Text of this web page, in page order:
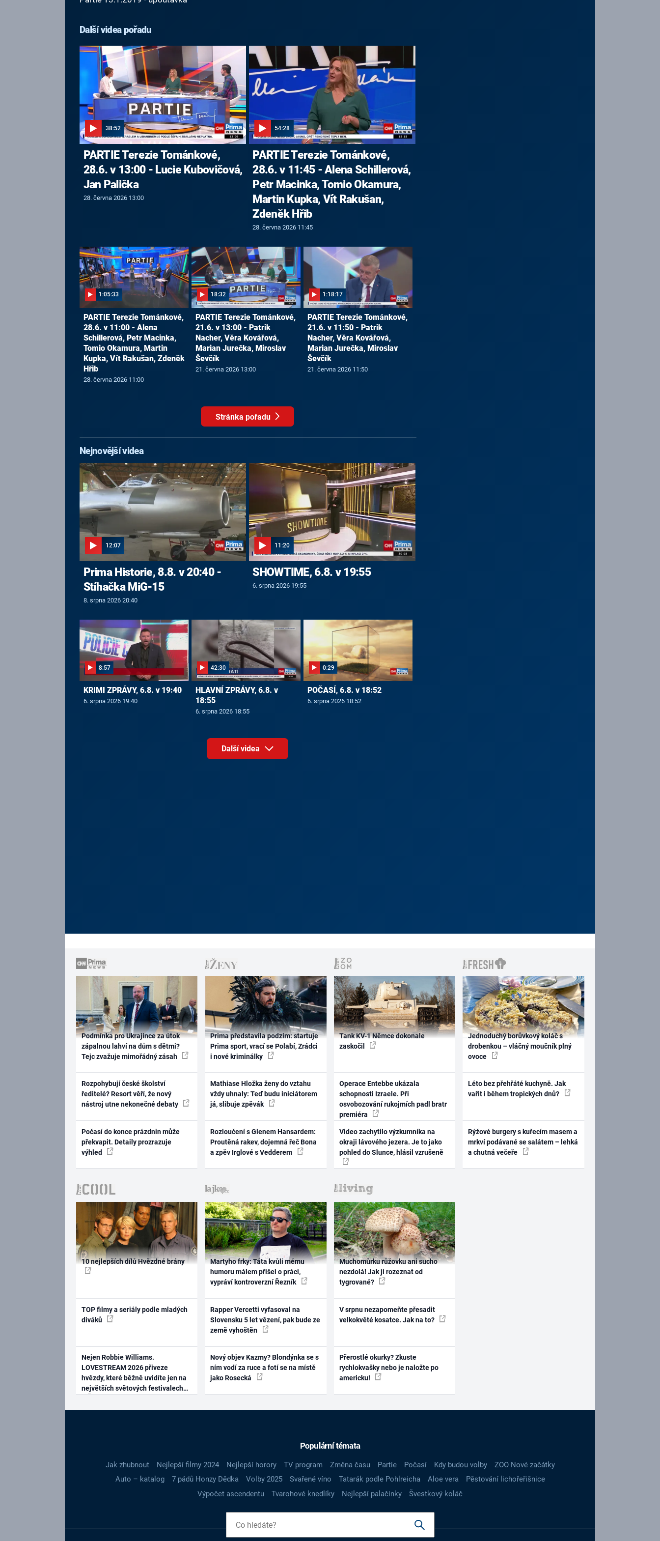
Další videa pořadu
38:52
PARTIE Terezie Tománkové,
28.6. v 13:00 - Lucie Kubovičová,
Jan Palička
28. června 2026 13:00
54:28
PARTIE Terezie Tománkové,
28.6. v 11:45 - Alena Schillerová,
Petr Macinka, Tomio Okamura,
Martin Kupka, Vít Rakušan,
Zdeněk Hřib
28. června 2026 11:45
1:05:33
PARTIE Terezie Tománkové,
28.6. v 11:00 - Alena
Schillerová, Petr Macinka,
Tomio Okamura, Martin
Kupka, Vít Rakušan, Zdeněk
Hřib
28. června 2026 11:00
18:32
PARTIE Terezie Tománkové,
21.6. v 13:00 - Patrik
Nacher, Věra Kovářová,
Marian Jurečka, Miroslav
Ševčík
21. června 2026 13:00
1:18:17
PARTIE Terezie Tománkové,
21.6. v 11:50 - Patrik
Nacher, Věra Kovářová,
Marian Jurečka, Miroslav
Ševčík
21. června 2026 11:50
Stránka pořadu
Nejnovější videa
12:07
Prima Historie, 8.8. v 20:40 -
Stíhačka MiG-15
8. srpna 2026 20:40
11:20
SHOWTIME, 6.8. v 19:55
6. srpna 2026 19:55
8:57
KRIMI ZPRÁVY, 6.8. v 19:40
6. srpna 2026 19:40
42:30
HLAVNÍ ZPRÁVY, 6.8. v
18:55
6. srpna 2026 18:55
0:29
POČASÍ, 6.8. v 18:52
6. srpna 2026 18:52
Další videa
Podmínka pro Ukrajince za útok
zápalnou lahví na dům s dětmi?
Tejc zvažuje mimořádný zásah
Rozpohybují české školství
ředitelé? Resort věří, že nový
nástroj utne nekonečné debaty
Počasí do konce prázdnin může
překvapit. Detaily prozrazuje
výhled
Prima představila podzim: startuje
Prima sport, vrací se Polabí, Zrádci
i nové kriminálky
Mathiase Hložka ženy do vztahu
vždy uhnaly: Teď budu iniciátorem
já, slibuje zpěvák
Rozloučení s Glenem Hansardem:
Proutěná rakev, dojemná řeč Bona
a zpěv Irglové s Vedderem
Tank KV-1 Němce dokonale
zaskočil
Operace Entebbe ukázala
schopnosti Izraele. Při
osvobozování rukojmích padl bratr
premiéra
Video zachytilo výzkumníka na
okraji lávového jezera. Je to jako
pohled do Slunce, hlásil vzrušeně
Jednoduchý borůvkový koláč s
drobenkou – vláčný moučník plný
ovoce
Léto bez přehřáté kuchyně. Jak
vařit i během tropických dnů?
Rýžové burgery s kuřecím masem a
mrkví podávané se salátem – lehká
a chutná večeře
10 nejlepších dílů Hvězdné brány
TOP filmy a seriály podle mladých
diváků
Nejen Robbie Williams.
LOVESTREAM 2026 přiveze
hvězdy, které běžně uvidíte jen na
největších světových festivalech
Martyho frky: Táta kvůli mému
humoru málem přišel o práci,
vypráví kontroverzní Řezník
Rapper Vercetti vyfasoval na
Slovensku 5 let vězení, pak bude ze
země vyhoštěn
Nový objev Kazmy? Blondýnka se s
ním vodí za ruce a fotí se na místě
jako Rosecká
Muchomůrku růžovku ani sucho
nezdolá! Jak ji rozeznat od
tygrované?
V srpnu nezapomeňte přesadit
velkokvěté kosatce. Jak na to?
Přerostlé okurky? Zkuste
rychlokvašky nebo je naložte po
americku!
Populární témata
Jak zhubnout Nejlepší filmy 2024 Nejlepší horory TV program Změna času Partie Počasí Kdy budou volby
ZOO Nové začátky
Auto – katalog
7 pádů Honzy Dědka Volby 2025 Svařené víno Tatarák podle Pohlreicha Aloe vera
Pěstování lichořeřišnice
Výpočet ascendentu
Tvarohové knedlíky Nejlepší palačinky Švestkový koláč